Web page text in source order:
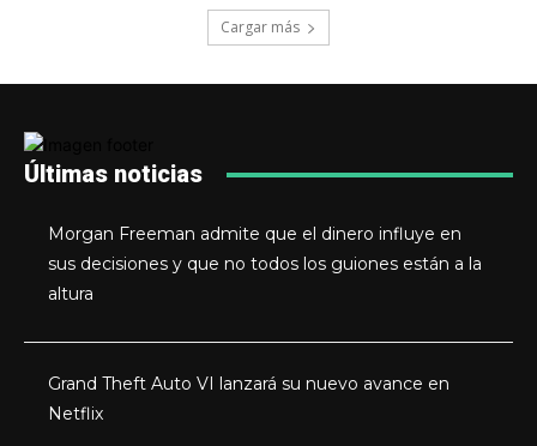
Cargar más
Últimas noticias
Morgan Freeman admite que el dinero influye en
sus decisiones y que no todos los guiones están a la
altura
Grand Theft Auto VI lanzará su nuevo avance en
Netflix